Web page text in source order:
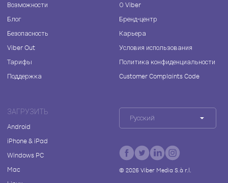
Возможности
Блог
Безопасность
Viber Out
Тарифы
Поддержка
О Viber
Бренд-центр
Карьера
Условия использования
Политика конфиденциальности
Customer Complaints Code
ЗАГРУЗИТЬ
Android
iPhone & iPad
Windows PC
Mac
Русский
© 2026Viber Media S.à r.l.